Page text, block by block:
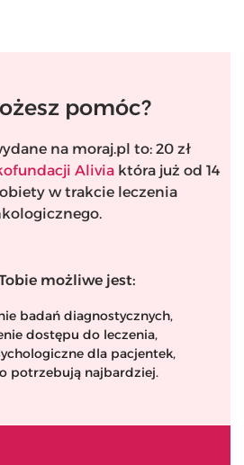
pomóc?
na moraj.pl to: 20 zł
Alivia która już od 14
w trakcie leczenia
możliwe jest:
badań diagnostycznych,
dostępu do leczenia,
dla pacjentek,
potrzebują najbardziej.